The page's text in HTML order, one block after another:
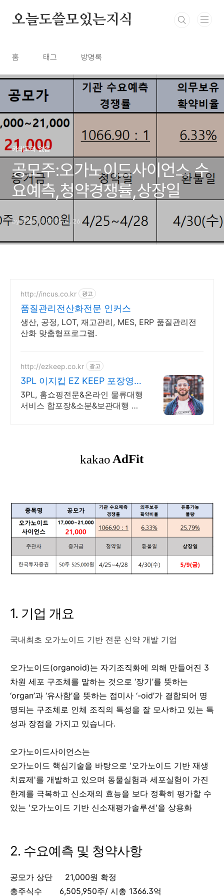
오늘도쓸모있는지식
홈 태그 방명록
카테고리 없음
공모주:오가노이드사이언스 수
요예측,청약경쟁률,상장일
by 오쓸지 2025. 4. 26.
http://incus.co.kr 광고
품질관리전산화전문 인커스
생산, 공정, LOT, 재고관리, MES, ERP 품질관리전
산화 맞춤형프로그램.
http://ezkeep.co.kr 광고
3PL 이지킵 EZ KEEP 포장영상
제공/블랙컨슈머대응
3PL, 홈쇼핑전문&온라인 물류대행
서비스 합포장&소분&보관대행 당
1. 기업 개요
국내최초 오가노이드 기반 전문 신약 개발 기업
오가노이드(organoid)는 자기조직화에 의해 만들어진 3
차원 세포 구조체를 말하는 것으로 ‘장기’를 뜻하는
‘organ’과 ‘유사함’을 뜻하는 접미사 ‘-oid’가 결합되어 명
명되는 구조체로 인체 조직의 특성을 잘 모사하고 있는 특
성과 장점을 가지고 있습니다.
오가노이드사이언스는
오가노이드 핵심기술을 바탕으로 '오가노이드 기반 재생
치료제'를 개발하고 있으며 동물실험과 세포실험이 가진
한계를 극복하고 신소재의 효능을 보다 정확히 평가할 수
있는 '오가노이드 기반 신소재평가솔루션'을 상용화
2. 수요예측 및 청약사항
공모가 상단 21,000원 확정
총주식수 6,505,950주/ 시총 1366.3억